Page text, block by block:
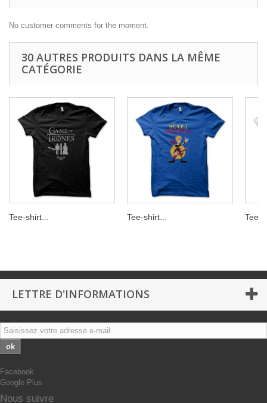
No customer comments for the moment.
30 AUTRES PRODUITS DANS LA MÊME
CATÉGORIE
Tee-shirt... Tee-shirt... Tee-
LETTRE D'INFORMATIONS
ok
Facebook
Google Plus
Nous suivre